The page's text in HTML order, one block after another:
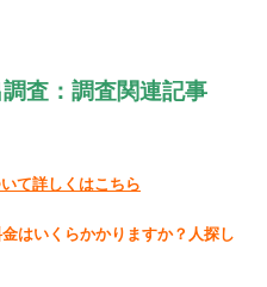
査：調査関連記事
て詳しくはこちら
はいくらかかりますか？人探し